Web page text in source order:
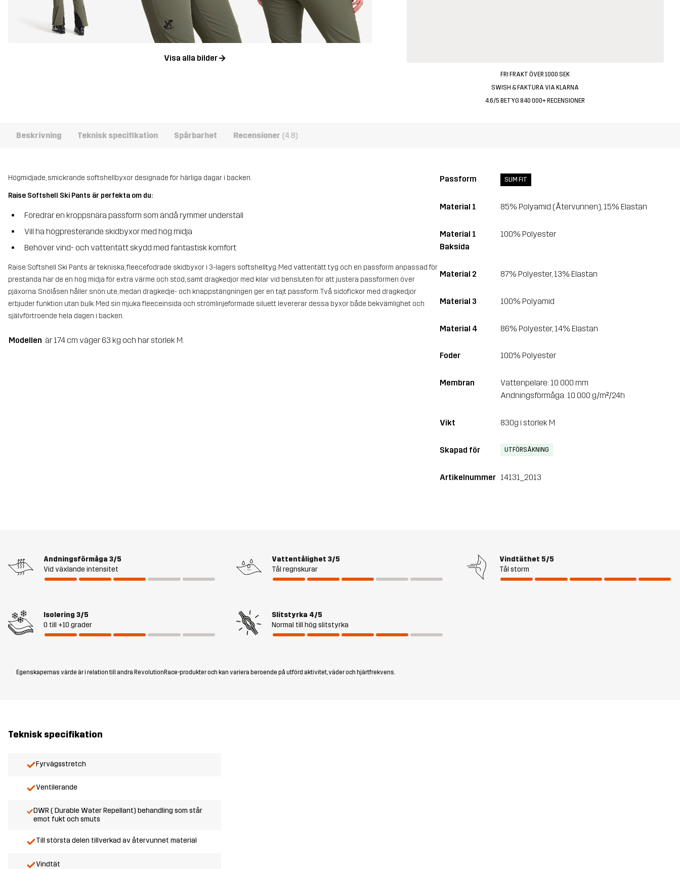
Visa alla bilder
FRI FRAKT ÖVER 1000 SEK
SWISH & FAKTURA VIA KLARNA
4.6/5 BETYG 840 000+ RECENSIONER
Beskrivning Teknisk specifikation Spårbarhet Recensioner (4.8)
Högmidjade, smickrande softshellbyxor designade för härliga dagar i backen.
Raise Softshell Ski Pants är perfekta om du:
Föredrar en kroppsnära passform som ändå rymmer underställ
Vill ha högpresterande skidbyxor med hög midja
Behöver vind- och vattentätt skydd med fantastisk komfort
Raise Softshell Ski Pants är tekniska, fleecefodrade skidbyxor i 3-lagers softshelltyg. Med vattentätt tyg och en passform anpassad för
prestanda har de en hög midja för extra värme och stöd, samt dragkedjor med kilar vid bensluten för att justera passformen över
pjäxorna. Snölåsen håller snön ute, medan dragkedje- och knappstängningen ger en tajt passform. Två sidofickor med dragkedjor
erbjuder funktion utan bulk. Med sin mjuka fleeceinsida och strömlinjeformade siluett levererar dessa byxor både bekvämlighet och
självförtroende hela dagen i backen.
Modellen är 174 cm väger 63 kg och har storlek M.
Passform SLIM FIT
Material 1 85% Polyamid (Återvunnen), 15% Elastan
Material 1
Baksida
100% Polyester
Material 2 87% Polyester, 13% Elastan
Material 3 100% Polyamid
Material 4 86% Polyester, 14% Elastan
Foder 100% Polyester
Membran
Vattenpelare: 10 000 mm
Andningsförmåga: 10 000 g/m²/24h
Vikt 830g i storlek M
Skapad för UTFÖRSÅKNING
Artikelnummer 14131_2013
Andningsförmåga 3/5
Vid växlande intensitet
Vattentålighet 3/5
Tål regnskurar
Vindtäthet 5/5
Tål storm
Isolering 3/5
0 till +10 grader
Slitstyrka 4/5
Normal till hög slitstyrka
Egenskapernas värde är i relation till andra RevolutionRace-produkter och kan variera beroende på utförd aktivitet, väder och hjärtfrekvens.
Teknisk specifikation
Fyrvägsstretch
Ventilerande
DWR ( Durable Water Repellant) behandling som står
emot fukt och smuts
Till största delen tillverkad av återvunnet material
Vindtät